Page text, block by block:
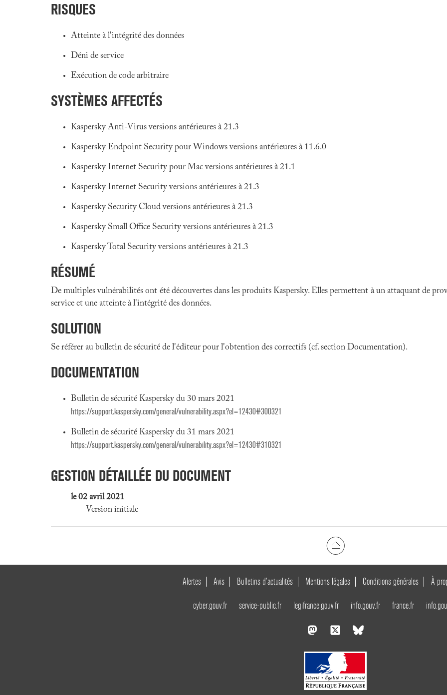
RISQUES
Atteinte à l'intégrité des données
Déni de service
Exécution de code arbitraire
SYSTÈMES AFFECTÉS
Kaspersky Anti-Virus versions antérieures à 21.3
Kaspersky Endpoint Security pour Windows versions antérieures à 11.6.0
Kaspersky Internet Security pour Mac versions antérieures à 21.1
Kaspersky Internet Security versions antérieures à 21.3
Kaspersky Security Cloud versions antérieures à 21.3
Kaspersky Small Office Security versions antérieures à 21.3
Kaspersky Total Security versions antérieures à 21.3
RÉSUMÉ
De multiples vulnérabilités ont été découvertes dans les produits Kaspersky. Elles permettent à un attaquant de
service et une atteinte à l'intégrité des données.
SOLUTION
Se référer au bulletin de sécurité de l'éditeur pour l'obtention des correctifs (cf. section Documentation).
DOCUMENTATION
Bulletin de sécurité Kaspersky du 30 mars 2021
https://support.kaspersky.com/general/vulnerability.aspx?el=12430#300321
Bulletin de sécurité Kaspersky du 31 mars 2021
https://support.kaspersky.com/general/vulnerability.aspx?el=12430#310321
GESTION DÉTAILLÉE DU DOCUMENT
le 02 avril 2021
Version initiale
Alertes Avis Bulletins d’actualités Mentions légales Conditions générales À
cyber.gouv.fr service-public.fr legifrance.gouv.fr info.gouv.fr france.fr